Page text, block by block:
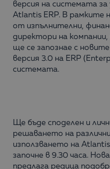
версия на системата за
Atlantis ERP. В рамките
от изпълнителни,
директори на
ще се запознае с
версия 3.0 на ERP
системата.
Ще бъде споделен и
решаването на
използването на
започне в 9.30 часа.
предлага редица